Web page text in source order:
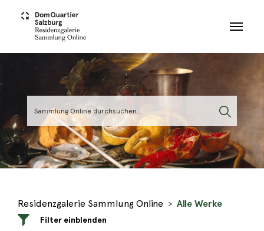
Residenzgalerie Sammlung Online Alle Werke
Filter einblenden